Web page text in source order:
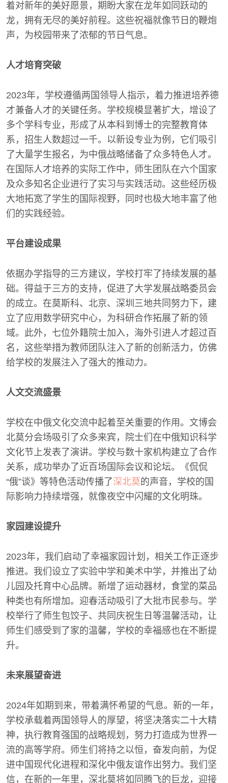
着对新年的美好愿景，期盼大家在龙年如同跃动的
龙，拥有无尽的美好前程。这些祝福就像节日的鞭炮
声，为校园带来了浓郁的节日气息。
人才培育突破
2023年，学校遵循两国领导人指示，着力推进培养德
才兼备人才的关键任务。学校规模显著扩大，增设了
多个学科专业，形成了从本科到博士的完整教育体
系，招生人数超过一千。以新设专业为例，它们吸引
了大量学生报名，为中俄战略储备了众多特色人才。
在国际人才培养的实际工作中，师生团队在六个国家
及众多知名企业进行了实习与实践活动。这些经历极
大地拓宽了学生的国际视野，同时也极大地丰富了他
们的实践经验。
平台建设成果
依据办学指导的三方建议，学校打牢了持续发展的基
础。得益于三方的支持，促进了大学发展战略委员会
的成立。在莫斯科、北京、深圳三地共同努力下，建
立了应用数学研究中心，为科研合作拓展了新的领
域。此外，七位外籍院士加入，海外引进人才超过百
名，这些举措为教师团队注入了新的创新活力，仿佛
给学校的发展注入了强大的推动力。
人文交流盛景
学校在中俄文化交流中起着至关重要的作用。文博会
北莫分会场吸引了众多来宾，院士们在中俄知识科学
文化节上发表了演讲。学校与数十家机构建立了合作
关系，成功举办了近百场国际会议和论坛。《侃侃
“俄”谈》等特色活动传播了深北莫的声音，学校的国
际影响力持续增强，就像夜空中闪耀的文化明珠。
家园建设提升
2023年，我们启动了幸福家园计划，相关工作正逐步
推进。我们设立了实验中学和美术中学，并推出了幼
儿园及托育中心品牌。新增了运动器材，食堂的菜品
种类也有所增加。迎春活动吸引了大批市民参与。学
校举行了师生包饺子、共同庆祝生日等温馨活动，让
师生们感受到了家的温馨，学校的幸福感也在不断提
升。
未来展望奋进
2024年如期到来，带着满怀希望的气息。新的一年，
学校承载着两国领导人的厚望，将坚决落实二十大精
神，执行教育强国的战略规划，努力打造成为世界一
流的高等学府。师生们将持之以恒，奋发向前，为促
进中国现代化进程和深化中俄友谊作出努力。我们坚
信，在新的一年里，深北莫将如同腾飞的巨龙，迎接